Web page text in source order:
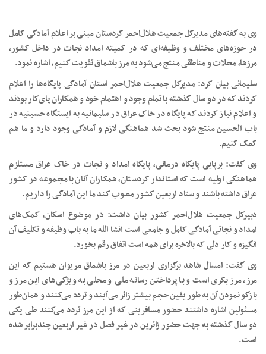
وی به گفته‌های مدیرکل جمعیت هلال‌احمر کردستان مبنی بر اعلام آمادگی کامل
در حوزه‌های مختلف و وظیفه‌ای که در کمیته امداد نجات در داخل کشور،
مرزها، محلات و مناطقی منتج می‌شود به مرز باشماق تقویت کنیم، اشاره نمود.
سلیمانی بیان کرد: مدیرکل جمعیت هلال‌احمر استان آمادگی پایگاه‌ها را اعلام
کردند که در دو سال گذشته با تمام وجود و اهتمام خود و همکاران پای‌کار بودند
و اعلام نیاز کردند که پایگاه در خاک عراق در سلیمانیه به ایستگاه حسینیه در
باب الحسین منتج شود بحث شد هماهنگی لازم و آمادگی وجود دارد و ما هم
کمک کنیم.
وی گفت: برپایی پایگاه درمانی، پایگاه امداد و نجات در خاک عراق مستلزم
هماهنگی اولیه است که استاندار کردستان، همکاران آنان با مجموعه در کشور
عراق داشته باشند و ستاد اربعین کشور مصوب کند ما این آمادگی را داریم.
دبیرکل جمعیت هلال‌احمر کشور بیان داشت: در موضوع اسکان، کمک‌های
امداد و نجاتی آمادگی کامل و جامعی است انشا الله ما به باب وظیفه و تکلیف آن
انگیزه و کار دلی که بالاخره برای همه است اتفاق رقم بخورد.
وی گفت: امسال شاهد برگزاری اربعین در مرز باشماق مریوان هستیم که این
مرز، مرز بکری است و با پرداختن رسانه ملی و محلی به ویژگی‌های این مرز و
بازگو نمودن آن به طور یقین حجم بیشتر زائر می‌آیند و تردد می‌کنند و همان‌طور
مسئولین اشاره داشتند حضور مسافرینی که از این مرز تردد می‌کنند طی یکی
دو سال گذشته به جهت حضور زائرین در غیر فصل در غیر اربعین چندبرابر شده
است.